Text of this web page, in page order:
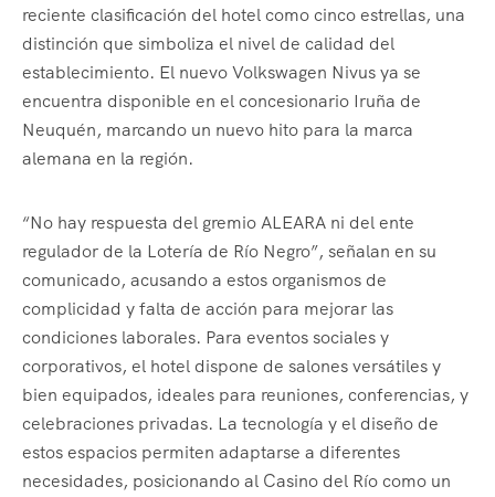
reciente clasificación del hotel como cinco estrellas, una
distinción que simboliza el nivel de calidad del
establecimiento. El nuevo Volkswagen Nivus ya se
encuentra disponible en el concesionario Iruña de
Neuquén, marcando un nuevo hito para la marca
alemana en la región.
“No hay respuesta del gremio ALEARA ni del ente
regulador de la Lotería de Río Negro”, señalan en su
comunicado, acusando a estos organismos de
complicidad y falta de acción para mejorar las
condiciones laborales. Para eventos sociales y
corporativos, el hotel dispone de salones versátiles y
bien equipados, ideales para reuniones, conferencias, y
celebraciones privadas. La tecnología y el diseño de
estos espacios permiten adaptarse a diferentes
necesidades, posicionando al Casino del Río como un